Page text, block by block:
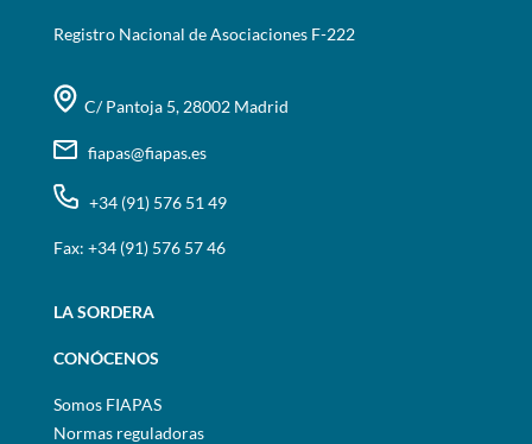
Registro Nacional de Asociaciones F-222
C/ Pantoja 5, 28002 Madrid
fiapas@fiapas.es
+34 (91) 576 51 49
Fax: +34 (91) 576 57 46
LA SORDERA
CONÓCENOS
Somos FIAPAS
Normas reguladoras